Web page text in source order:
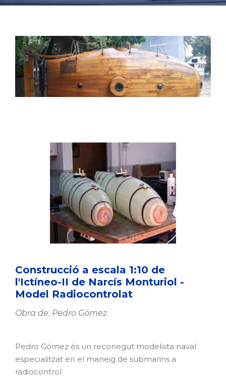
Construcció a escala 1:10 de
l'Ictíneo-II de Narcís Monturiol -
Model Radiocontrolat
Obra de: Pedro Gómez
Pedro Gómez és un reconegut modelista naval
especialitzat en el maneig de submarins a
radiocontrol.